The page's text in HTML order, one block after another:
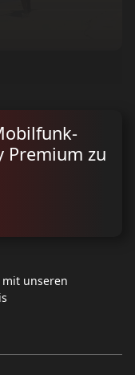
Premium zu
mit unseren